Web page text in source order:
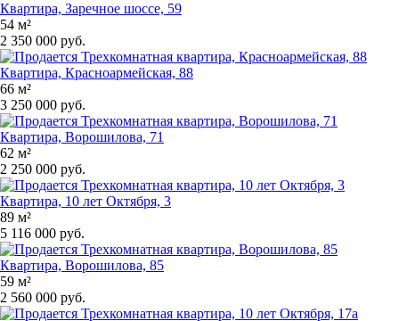
Квартира, Заречное шоссе, 59
54 м²
2 350 000 руб.
Квартира, Красноармейская, 88
66 м²
3 250 000 руб.
Квартира, Ворошилова, 71
62 м²
2 250 000 руб.
Квартира, 10 лет Октября, 3
89 м²
5 116 000 руб.
Квартира, Ворошилова, 85
59 м²
2 560 000 руб.